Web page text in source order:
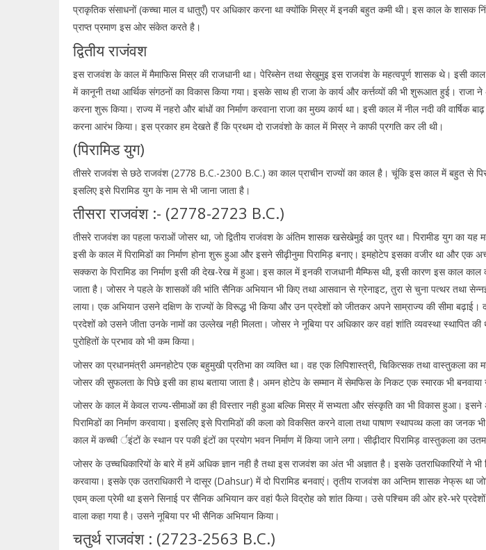
प्राकृतिक संसाधनों (कच्चा माल व धातुएँ) पर अधिकार करना था क्योंकि मिस्र में इनकी बहुत कमी थी। इस काल के शासक
प्राप्त प्रमाण इस ओर संकेत करते है।
द्वितीय राजंवश
इस राजवंश के काल में मैमाफिस मिस्र की राजधानी था। पेरिब्सेन तथा सेखुमुइ इस राजवंश के महत्वपूर्ण शासक थे। इसी काल में
में कानूनी तथा आर्थिक संगठनों का विकास किया गया। इसके साथ ही राजा के कार्य और कर्त्तव्यों की भी शुरूआत हुई। राजा
करना शुरू किया। राज्य में नहरो और बांधों का निर्माण करवाना राजा का मुख्य कार्य था। इसी काल में नील नदी की वार्षिक
करना आरंभ किया। इस प्रकार हम देखते हैं कि प्रथम दो राजवंशो के काल में मिस्र ने काफी प्रगति कर ली थी।
(पिरामिड युग)
तीसरे राजवंश से छठे राजवंश (2778 B.C.-2300 B.C.) का काल प्राचीन राज्यों का काल है। चूंकि इस काल में बहुत से
इसलिए इसे पिरामिड युग के नाम से भी जाना जाता है।
तीसरा राजवंश :- (2778-2723 B.C.)
तीसरे राजवंश का पहला फराओं जोसर था, जो द्वितीय राजंवश के अंतिम शासक खसेखेमुई का पुत्र था। पिरामीड युग का यह
इसी के काल में पिरामिडों का निर्माण होना शुरू हुआ और इसने सीढ़ीनुमा पिरामिड़ बनाए। इमहोटेप इसका वजीर था और एक
सक्करा के पिरामिड का निर्माण इसी की देख-रेख में हुआ। इस काल में इनकी राजधानी मैम्फिस थी, इसी कारण इस काल काल
जाता है। जोसर ने पहले के शासकों की भांति सैनिक अभियान भी किए तथा आसवान से ग्रेनाइट, तुरा से चुना पत्थर तथा
लाया। एक अभियान उसने दक्षिण के राज्यों के विरूद्ध भी किया और उन प्रदेशों को जीतकर अपने साम्राज्य की सीमा बढ़ाई।
प्रदेशों को उसने जीता उनके नामों का उल्लेख नही मिलता। जोसर ने नूबिया पर अधिकार कर वहां शांति व्यवस्था स्थापित
पुरोहितों के प्रभाव को भी कम किया।
जोसर का प्रधानमंत्री अमनहोटेप एक बहुमुखी प्रतिभा का व्यक्ति था। वह एक लिपिशास्त्री, चिकित्सक तथा वास्तुकला का
जोसर की सुफलता के पिछे इसी का हाथ बताया जाता है। अमन होटेप के सम्मान में सेमफिस के निकट एक स्मारक भी बनवाया
जोसर के काल में केवल राज्य-सीमाओं का ही विस्तार नही हुआ बल्कि मिस्र में सभ्यता और संस्कृति का भी विकास हुआ।
पिरामिडों का निर्माण करवाया। इसलिए इसे पिरामिडों की कला को विकसित करने वाला तथा पाषाण स्थापव्थ कला का जनक
काल में कच्ची र्इंटों के स्थान पर पकी इंटों का प्रयोग भवन निर्माण में किया जाने लगा। सीढ़ीदार पिरामिड़ वास्तुकला का
जोसर के उच्चधिकारियों के बारे में हमें अधिक ज्ञान नही है तथा इस राजवंश का अंत भी अज्ञात है। इसके उतराधिकारियों ने भी
करवाया। इसके एक उतराधिकारी ने दासूर (Dahsur) में दो पिरामिड बनवाएं। तृतीय राजवंश का अन्तिम शासक नेफ्रू था
एवम् कला प्रेमी था इसने सिनाई पर सैनिक अभियान कर वहां फैले विद्रोह को शांत किया। उसे पश्चिम की ओर हरे-भरे
वाला कहा गया है। उसने नूबिया पर भी सैनिक अभियान किया।
चतुर्थ राजवंश : (2723-2563 B.C.)